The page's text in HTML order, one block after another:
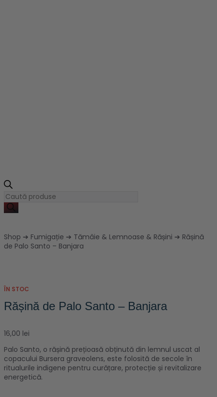
Shop ➔ Fumigație ➔ Tămâie & Lemnoase & Rășini ➔ Rășină
de Palo Santo – Banjara
ÎN STOC
Rășină de Palo Santo – Banjara
16,00 lei
Palo Santo, o rășină prețioasă obținută din lemnul uscat al
copacului Bursera graveolens, este folosită de secole în
ritualurile indigene pentru curățare, protecție și revitalizare
energetică.